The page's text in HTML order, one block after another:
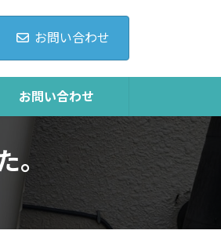
お問い合わせ
お問い合わせ
。